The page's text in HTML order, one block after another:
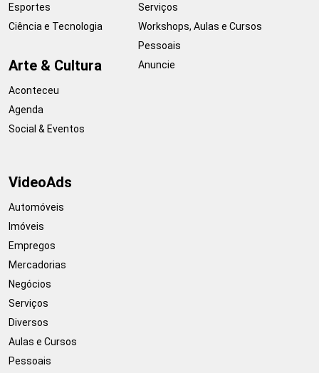
Esportes
Ciência e Tecnologia
Arte & Cultura
Aconteceu
Agenda
Social & Eventos
Serviços
Workshops, Aulas e Cursos
Pessoais
Anuncie
VideoAds
Automóveis
Imóveis
Empregos
Mercadorias
Negócios
Serviços
Diversos
Aulas e Cursos
Pessoais